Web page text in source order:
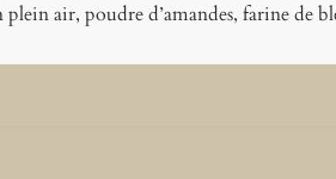
air, poudre d’amandes, farine de